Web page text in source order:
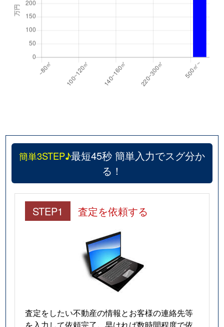
簡単3STEP♪最短45秒 簡単入力でスグ分か
る！
STEP1 査定を依頼する
査定をしたい不動産の情報とお客様の連絡先等
を入力して依頼完了。早ければ数時間程度で依